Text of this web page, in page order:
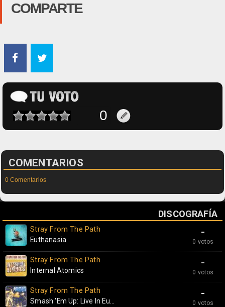
COMPARTE
COMENTARIOS
0 Comentarios
DISCOGRAFÍA
-
0 votos
Stray From The Path
Euthanasia
-
0 votos
Stray From The Path
Internal Atomics
-
0 votos
Stray From The Path
Smash 'Em Up: Live In Eu...